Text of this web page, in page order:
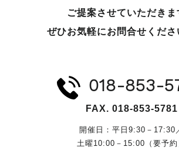
ご提案させていただきま
ぜひお気軽にお問合せくださ
018-853-
FAX. 018-853-5781
開催日：平日9:30－17:30
土曜10:00－15:00（要予約